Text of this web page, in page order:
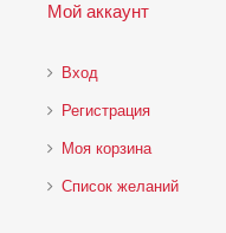
Мой аккаунт
Вход
Регистрация
Моя корзина
Cписок желаний